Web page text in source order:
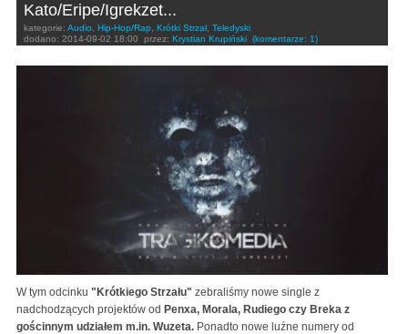
Kato/Eripe/Igrekzet...
kategorie: Audio, Hip-Hop/Rap, Krótki Strzał, Teledyski
dodano: 2014-09-02 18:00 przez: Krystian Krupiński (komentarze: 1)
W tym odcinku "Krótkiego Strzału" zebraliśmy nowe single z
nadchodzących projektów od Penxa, Morala, Rudiego czy Breka z
gościnnym udziałem m.in. Wuzeta. Ponadto nowe luźne numery od